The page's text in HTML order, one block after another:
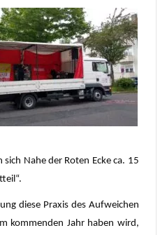
Nahe der Roten Ecke ca. 15
diese Praxis des Aufweichen
kommenden Jahr haben wird,